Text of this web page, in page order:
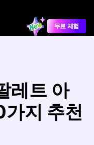
무료 체험
레트 아
지 추천